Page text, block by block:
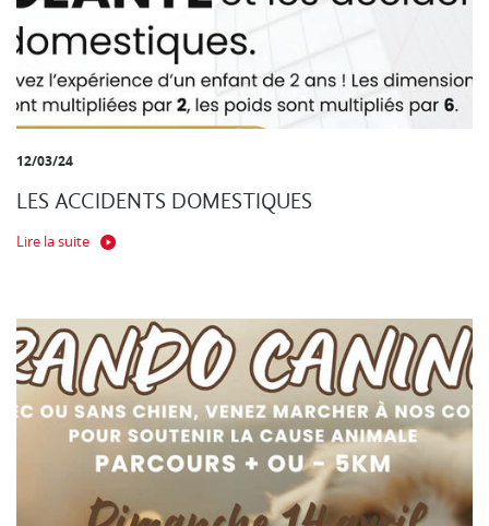
12/03/24
LES ACCIDENTS DOMESTIQUES
Lire la suite